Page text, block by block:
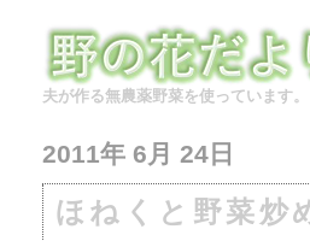
夫が作る無農薬野菜を使っています。
2011年 6月 24日
ほねくと野菜炒